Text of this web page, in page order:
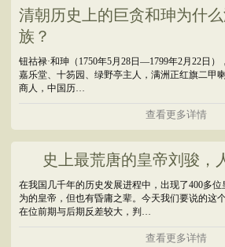
清朝历史上的巨贪和珅为什
族？
钮祜禄·和珅（1750年5月28日—1799年2月22日
嘉乐堂、十笏园、绿野亭主人，满洲正红旗二甲
商人，中国历…
查看更多详情
史上最荒唐的皇帝刘骏，
在我国几千年的历史发展进程中，出现了400多
为的皇帝，但也有昏庸之辈。今天我们要说的这
在位前期与后期反差较大，判…
查看更多详情